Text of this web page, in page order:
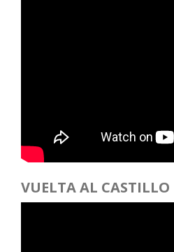
VUELTA AL CASTILLO